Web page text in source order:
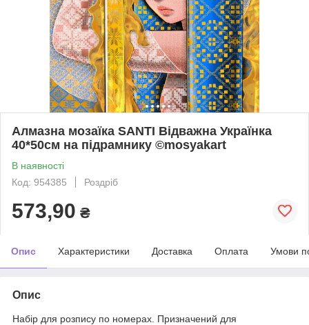
Алмазна мозаїка SANTI Відважна Українка
40*50см на підрамнику ©mosyakart
В наявності
Код: 954385
Роздріб
573,90 ₴
Опис Характеристики Доставка Оплата Умови
Опис
Набір для розпису по номерах. Призначений для